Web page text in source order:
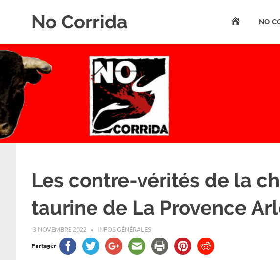
No Corrida
la
corrida
ACCUEIL
NO
Les contre-vérités de la
taurine de La Provence
3 NOVEMBRE 2022 ROGER LAHANA
INFOS GÉNÉRALES
Partager